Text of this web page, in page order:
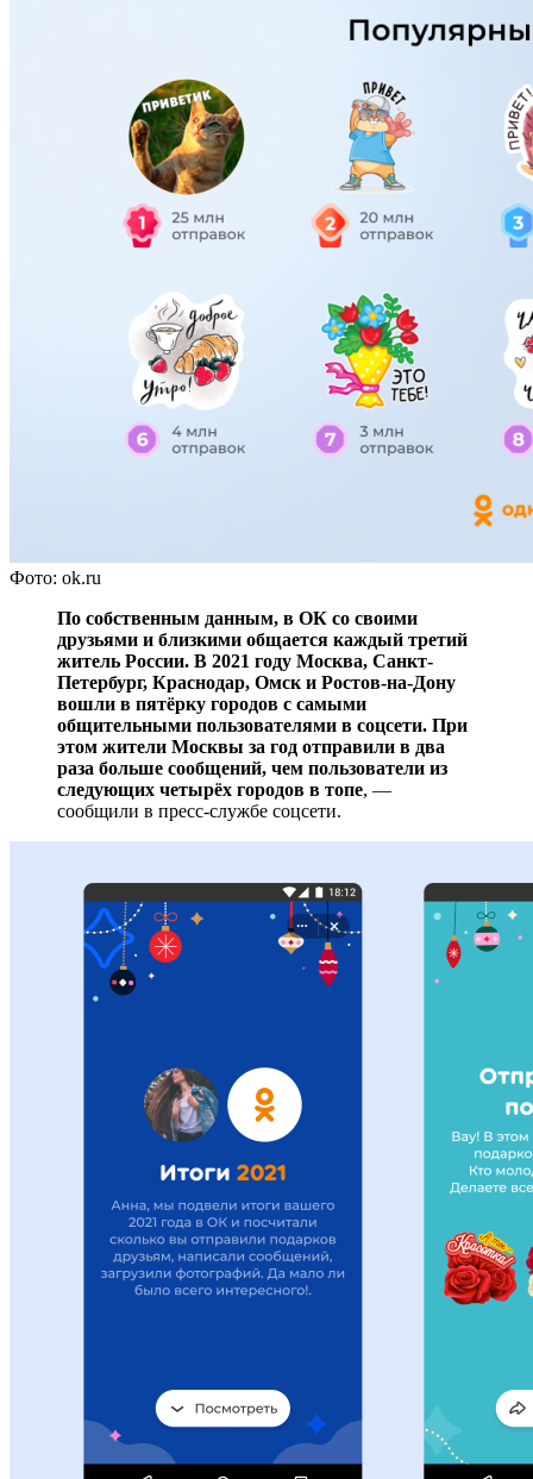
Фото: ok.ru
По собственным данным, в ОК со своими
друзьями и близкими общается каждый третий
житель России. В 2021 году Москва, Санкт-
Петербург, Краснодар, Омск и Ростов-на-Дону
вошли в пятёрку городов с самыми
общительными пользователями в соцсети. При
этом жители Москвы за год отправили в два
раза больше сообщений, чем пользователи из
следующих четырёх городов в топе, —
сообщили в пресс-службе соцсети.